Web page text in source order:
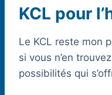
KCL pour
Le KCL reste mon
si vous n’en
possibilités qui